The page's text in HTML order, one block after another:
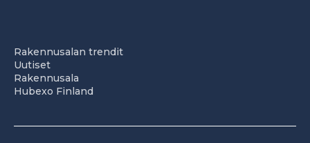
Rakennusalan trendit
Uutiset
Rakennusala
Hubexo Finland